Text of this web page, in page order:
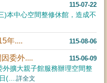
115-07-22
)本中心空間整修休館，造成不
115-08-06
年....
115-06-09
委外....
外擴大親子館服務辦理空間整
(....詳全文